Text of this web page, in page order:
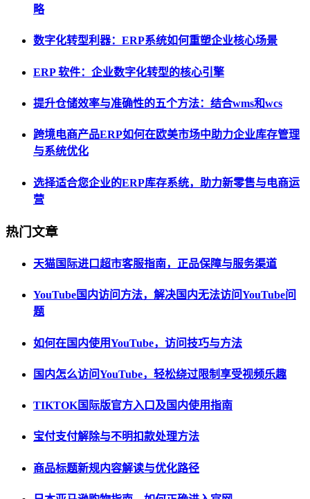
略
数字化转型利器：ERP系统如何重塑企业核心场景
ERP 软件：企业数字化转型的核心引擎
提升仓储效率与准确性的五个方法：结合wms和wcs
跨境电商产品ERP如何在欧美市场中助力企业库存管理
与系统优化
选择适合您企业的ERP库存系统，助力新零售与电商运
营
热门文章
天猫国际进口超市客服指南，正品保障与服务渠道
YouTube国内访问方法，解决国内无法访问YouTube问
题
如何在国内使用YouTube，访问技巧与方法
国内怎么访问YouTube，轻松绕过限制享受视频乐趣
TIKTOK国际版官方入口及国内使用指南
宝付支付解除与不明扣款处理方法
商品标题新规内容解读与优化路径